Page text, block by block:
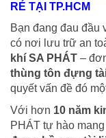
RẺ TẠI TP.HCM
Bạn đang đau đầu
có nơi lưu trữ an
khí SA PHÁT –
thùng tôn đựng
quyết vấn đề đó
Với hơn 10 năm
PHÁT tự hào